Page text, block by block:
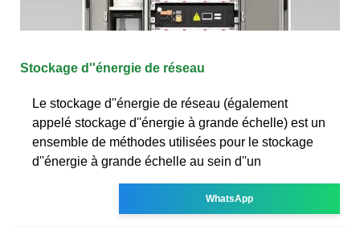
Stockage d''énergie de réseau
Le stockage d''énergie de réseau (également
appelé stockage d''énergie à grande échelle) est un
ensemble de méthodes utilisées pour le stockage
d''énergie à grande échelle au sein d''un
WhatsApp